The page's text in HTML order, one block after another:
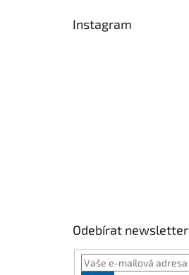
Instagram
Odebírat newsletter